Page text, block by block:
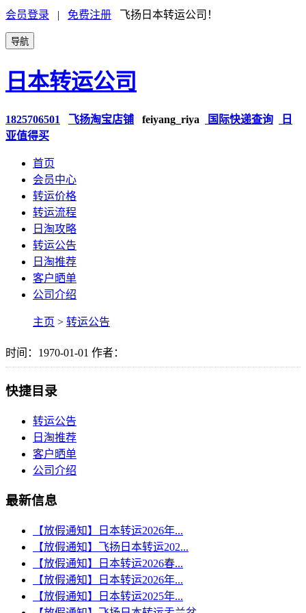
会员登录 | 免费注册 飞扬日本转运公司！
导航
日本转运公司
1825706501 飞扬淘宝店铺 feiyang_riya 国际快递查询
日
亚值得买
首页
会员中心
转运价格
转运流程
日淘攻略
转运公告
日淘推荐
客户晒单
公司介绍
主页 > 转运公告
时间：1970-01-01 作者：
快捷目录
转运公告
日淘推荐
客户晒单
公司介绍
最新信息
【放假通知】日本转运2026年...
【放假通知】飞扬日本转运202...
【放假通知】日本转运2026春...
【放假通知】日本转运2026年...
【放假通知】日本转运2025年...